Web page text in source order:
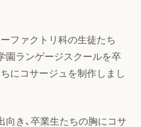
ファクトリ科の生徒たち
園ランゲージスクールを卒
にコサージュを制作しまし
向き、卒業生たちの胸にコサ